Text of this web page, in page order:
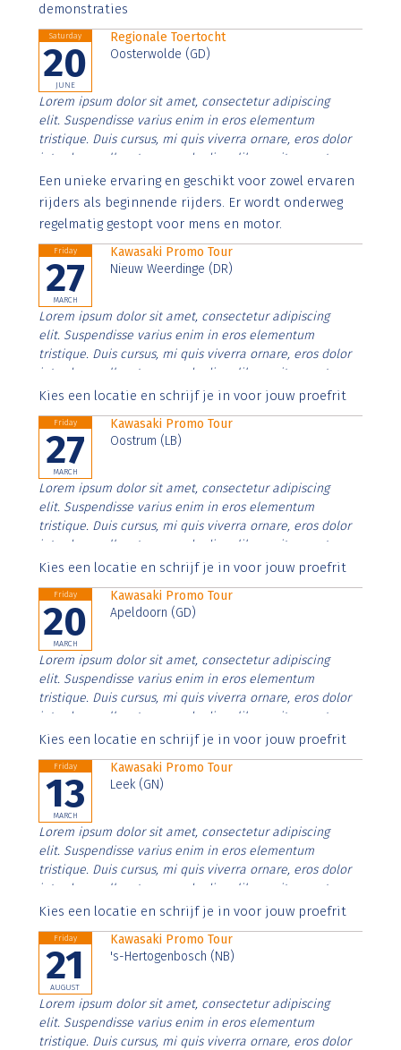
demonstraties
Saturday
20
JUNE
Regionale Toertocht
Oosterwolde (GD)
Lorem ipsum dolor sit amet, consectetur adipiscing
elit. Suspendisse varius enim in eros elementum
tristique. Duis cursus, mi quis viverra ornare, eros dolor
interdum nulla, ut commodo diam libero vitae erat.
Aenean faucibus nibh et justo cursus id rutrum lorem
imperdiet. Nunc ut sem vitae risus tristique posuere.
Een unieke ervaring en geschikt voor zowel ervaren
rijders als beginnende rijders. Er wordt onderweg
regelmatig gestopt voor mens en motor.
Friday
27
MARCH
Kawasaki Promo Tour
Nieuw Weerdinge (DR)
Lorem ipsum dolor sit amet, consectetur adipiscing
elit. Suspendisse varius enim in eros elementum
tristique. Duis cursus, mi quis viverra ornare, eros dolor
interdum nulla, ut commodo diam libero vitae erat.
Aenean faucibus nibh et justo cursus id rutrum lorem
Kies een locatie en schrijf je in voor jouw proefrit
Friday
27
MARCH
Kawasaki Promo Tour
Oostrum (LB)
Lorem ipsum dolor sit amet, consectetur adipiscing
elit. Suspendisse varius enim in eros elementum
tristique. Duis cursus, mi quis viverra ornare, eros dolor
interdum nulla, ut commodo diam libero vitae erat.
Aenean faucibus nibh et justo cursus id rutrum lorem
Kies een locatie en schrijf je in voor jouw proefrit
Friday
20
MARCH
Kawasaki Promo Tour
Apeldoorn (GD)
Lorem ipsum dolor sit amet, consectetur adipiscing
elit. Suspendisse varius enim in eros elementum
tristique. Duis cursus, mi quis viverra ornare, eros dolor
interdum nulla, ut commodo diam libero vitae erat.
Aenean faucibus nibh et justo cursus id rutrum lorem
Kies een locatie en schrijf je in voor jouw proefrit
Friday
13
MARCH
Kawasaki Promo Tour
Leek (GN)
Lorem ipsum dolor sit amet, consectetur adipiscing
elit. Suspendisse varius enim in eros elementum
tristique. Duis cursus, mi quis viverra ornare, eros dolor
interdum nulla, ut commodo diam libero vitae erat.
Aenean faucibus nibh et justo cursus id rutrum lorem
Kies een locatie en schrijf je in voor jouw proefrit
Friday
21
AUGUST
Kawasaki Promo Tour
's-Hertogenbosch (NB)
Lorem ipsum dolor sit amet, consectetur adipiscing
elit. Suspendisse varius enim in eros elementum
tristique. Duis cursus, mi quis viverra ornare, eros dolor